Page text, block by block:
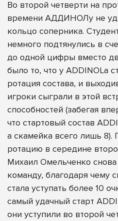
Во второй четверти на
времени АДДИНОЛу не
кольцо соперника.
немного подтянулись в
до одной цифры вместо
было то, что у ADDINOLа
ротация состава, и
игроки сыграли в этой
способностей (забегая
что стартовый состав
а скамейка всего лишь
ротацию в середине
Михаил Омельченко
команду, благодаря чему
стала уступать более 10
самый удачный старт
они уступили во второй